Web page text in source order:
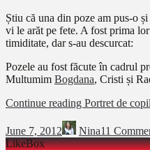
Știu că una din poze am pus-o
vi le arăt pe fete. A fost prima
timiditate, dar s-au descurcat:
Pozele au fost făcute în cadrul
Multumim Bogdana, Cristi și
Continue reading Portret de copil
June 7, 2012 Nina11
LikeBox